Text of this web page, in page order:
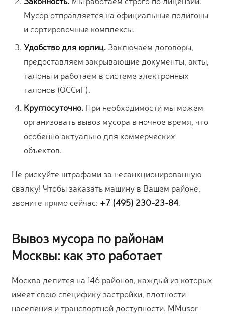
Мусор отправляется на официальные полигоны
и сортировочные комплексы.
Удобство для юрлиц. Заключаем договоры,
предоставляем закрывающие документы, акты,
талоны и работаем в системе электронных
талонов (ОССиГ).
Круглосуточно. При необходимости мы можем
организовать вывоз мусора в ночное время, что
особенно актуально для коммерческих
объектов.
Не рискуйте штрафами за несанкционированную
свалку! Чтобы заказать машину в Вашем районе,
звоните прямо сейчас: +7 (495) 230-23-84.
Вывоз мусора по районам
Москвы: как это работает
Москва делится на 146 районов, каждый из которых
имеет свою специфику застройки, плотности
населения и транспортной доступности. MMusor